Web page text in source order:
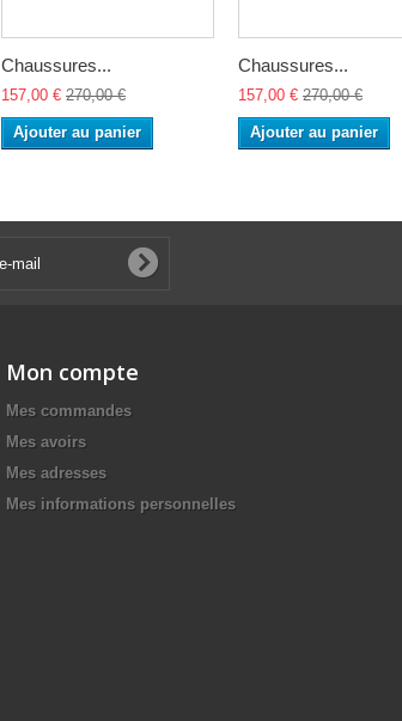
Chaussures...
157,00 € 270,00 €
Ajouter au panier
Chaussures...
157,00 € 270,00 €
Ajouter au panier
Mon compte
Mes commandes
Mes avoirs
Mes adresses
Mes informations personnelles